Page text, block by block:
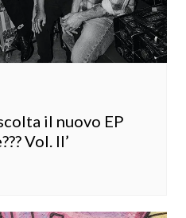
il nuovo EP
Vol. II’